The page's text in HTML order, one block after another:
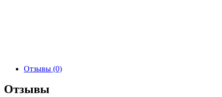
Отзывы (0)
Отзывы